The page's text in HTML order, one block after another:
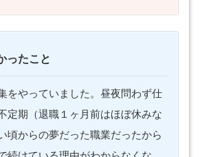
ったこと
をやっていました。昼夜問わず仕
定期（退職１ヶ月前はほぼ休みな
頃からの夢だった職業だったから